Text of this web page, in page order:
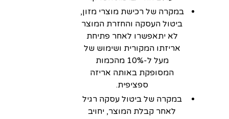
במקרה של רכישת מוצרי מזון,
ביטול העסקה והחזרת המוצר
לא יתאפשרו לאחר פתיחת
אריזתו המקורית ושימוש של
מעל ל-10% מהכמות
המסופקת באותה אריזה
ספציפית.
במקרה של ביטול עסקה רגיל
לאחר קבלת המוצר, יחויב